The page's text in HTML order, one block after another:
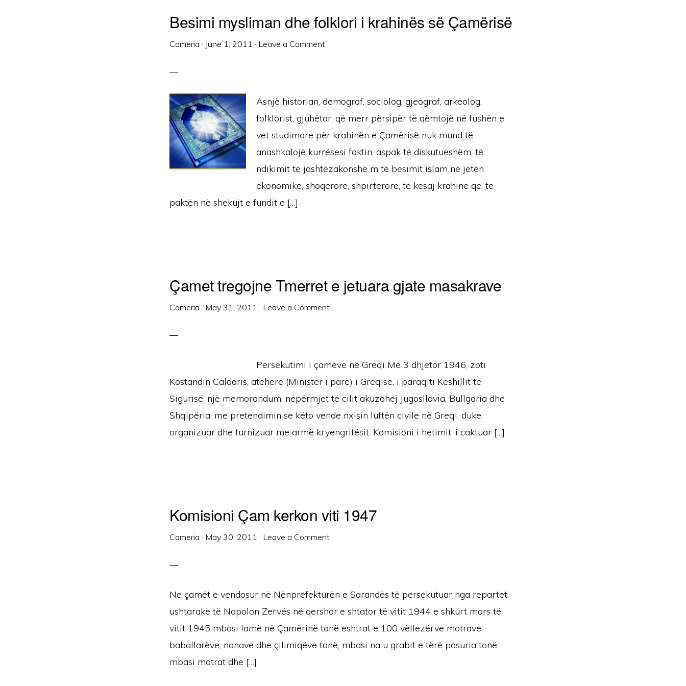
Besimi mysliman dhe folklori i krahinës së Çamërisë
Cameria · June 1, 2011 · Leave a Comment
Asnjë historian, demograf, sociolog, gjeograf, arkeolog,
folklorist, gjuhëtar, që merr përsipër të qëmtojë në fushën e
vet studimore për krahinën e Çamërisë nuk mund të
anashkalojë kurrësesi faktin, aspak të diskutueshëm, të
ndikimit të jashtëzakonshë m të besimit islam në jetën
ekonomike, shoqërore, shpirtërore, të kësaj krahine që, të
paktën në shekujt e fundit e […]
Çamet tregojne Tmerret e jetuara gjate masakrave
Cameria · May 31, 2011 · Leave a Comment
Persekutimi i çamëve në Greqi Më 3 dhjetor 1946, zoti
Kostandin Caldaris, atëherë (Ministër i parë) i Greqisë, i paraqiti Këshillit të
Sigurisë, një memorandum, nëpërmjet të cilit akuzohej Jugosllavia, Bullgaria dhe
Shqipëria, me pretendimin se këto vende nxisin luftën civile në Greqi, duke
organizuar dhe furnizuar me armë kryengritësit. Komisioni i hetimit, i caktuar […]
Komisioni Çam kerkon viti 1947
Cameria · May 30, 2011 · Leave a Comment
Ne çamët e vendosur në Nënprefekturën e Sarandës të persekutuar nga repartet
ushtarake të Napolon Zervës në qershor e shtator të vitit 1944 e shkurt mars të
vitit 1945 mbasi lamë në Çamërinë tonë eshtrat e 100 vëllezërve motrave,
baballarëve, nanave dhe çilimiqëve tanë, mbasi na u grabit e tërë pasuria tonë
mbasi motrat dhe […]